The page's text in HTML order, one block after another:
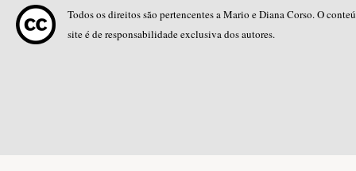
Todos os direitos são pertencentes a Mario e Diana Corso. O
site é de responsabilidade exclusiva dos autores.